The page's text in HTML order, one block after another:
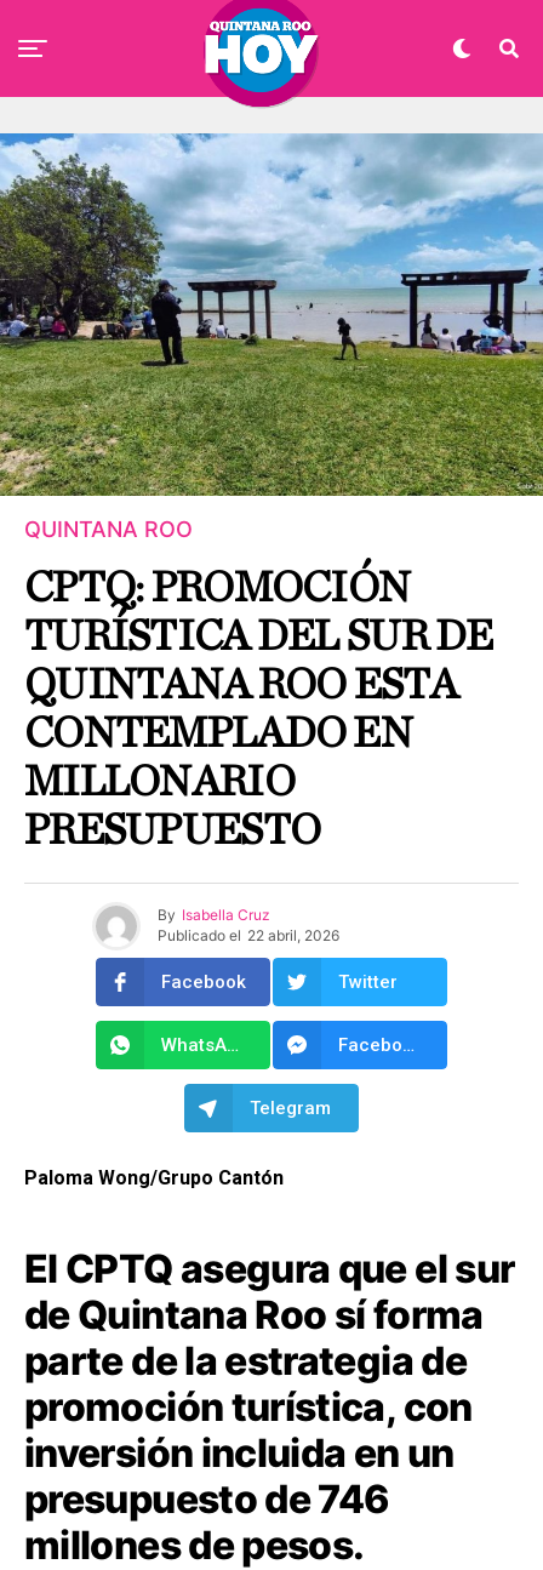
QUINTANA ROO
CPTQ: PROMOCIÓN
TURÍSTICA DEL SUR DE
QUINTANA ROO ESTA
CONTEMPLADO EN
MILLONARIO
PRESUPUESTO
By Isabella Cruz
Publicado el 22 abril, 2026
Facebook Twitter
WhatsApp Facebook Messenger
Telegram
Paloma Wong/Grupo Cantón
El CPTQ asegura que el sur
de Quintana Roo sí forma
parte de la estrategia de
promoción turística, con
inversión incluida en un
presupuesto de 746
millones de pesos.